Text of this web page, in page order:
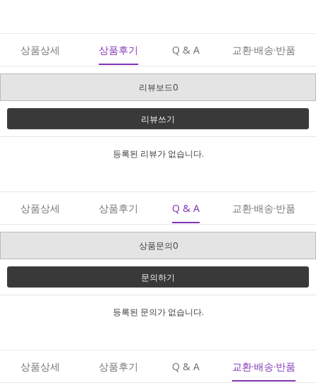
상품상세 상품후기 Q & A 교환·배송·반품
리뷰보드0
리뷰쓰기
등록된 리뷰가 없습니다.
상품상세 상품후기 Q & A 교환·배송·반품
상품문의0
문의하기
등록된 문의가 없습니다.
상품상세 상품후기 Q & A 교환·배송·반품